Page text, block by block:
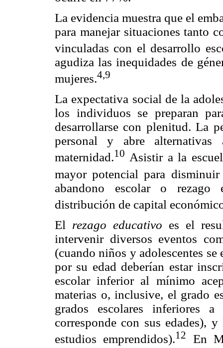
La evidencia muestra que el
para manejar situaciones tanto
vinculadas con el desarrollo
agudiza las inequidades de
mujeres.4,9
La expectativa social de la
los individuos se preparan
desarrollarse con plenitud. La
personal y abre
maternidad.10 Asistir a la
mayor potencial para
abandono escolar o rezago
distribución de capital
El rezago educativo es el
intervenir diversos eventos
(cuando niños y adolescentes
por su edad deberían estar
escolar inferior al mínimo
materias o, inclusive, el grado
grados escolares inferiores
corresponde con sus edades),
estudios emprendidos).12
En